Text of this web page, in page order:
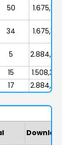
50
1.675,10
34
1.675,10
5
2.884,29
15
1.508,38
17 2.884,29